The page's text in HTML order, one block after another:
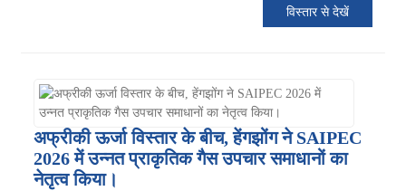
विस्तार से देखें
अफ्रीकी ऊर्जा विस्तार के बीच, हेंगझोंग ने SAIPEC
2026 में उन्नत प्राकृतिक गैस उपचार समाधानों का
नेतृत्व किया।